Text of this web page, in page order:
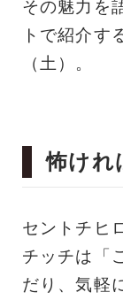
その魅力を
トで紹介す
（土）。
怖けれ
セントチヒ
チッチは「
だり、気軽